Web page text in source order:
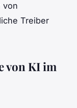
von
Treiber
von KI im